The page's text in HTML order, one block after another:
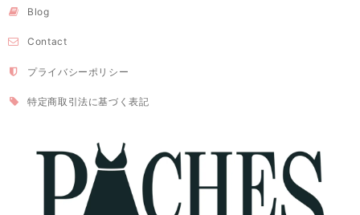
Blog
Contact
プライバシーポリシー
特定商取引法に基づく表記